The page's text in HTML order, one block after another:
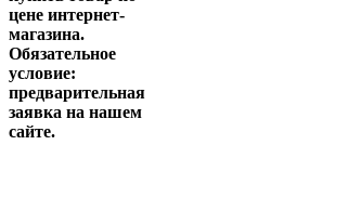
цене интернет-
магазина.
Обязательное
условие:
предварительная
заявка на нашем
сайте.